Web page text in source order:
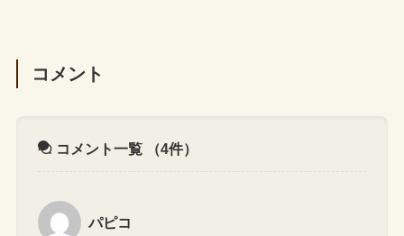
コメント
コメント一覧 （4件）
パピコ